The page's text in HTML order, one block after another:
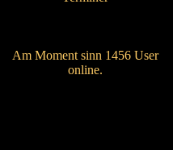
Am Moment sinn 1456 User
online.